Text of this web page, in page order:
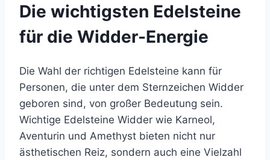
Die wichtigsten Edelsteine
für die Widder-Energie
Die Wahl der richtigen Edelsteine kann für
Personen, die unter dem Sternzeichen Widder
geboren sind, von großer Bedeutung sein.
Wichtige Edelsteine Widder wie Karneol,
Aventurin und Amethyst bieten nicht nur
ästhetischen Reiz, sondern auch eine Vielzahl